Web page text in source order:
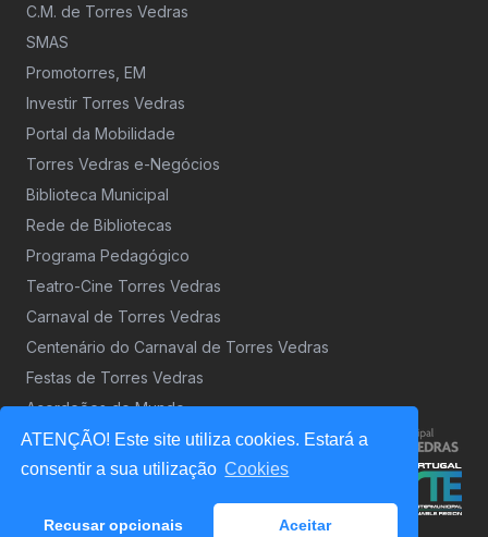
ATENÇÃO! Este site utiliza cookies. Estará a
consentir a sua utilização Cookies
Recusar opcionais Aceitar
C.M. de Torres Vedras
SMAS
Promotorres, EM
Investir Torres Vedras
Portal da Mobilidade
Torres Vedras e-Negócios
Biblioteca Municipal
Rede de Bibliotecas
Programa Pedagógico
Teatro-Cine Torres Vedras
Carnaval de Torres Vedras
Centenário do Carnaval de Torres Vedras
Festas de Torres Vedras
Acordeões do Mundo